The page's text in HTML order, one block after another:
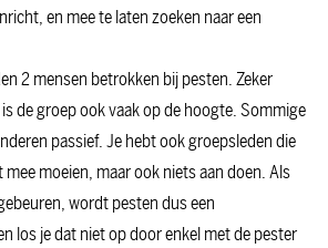
en mee te laten zoeken naar een
2 mensen betrokken bij pesten. Zeker
de groep ook vaak op de hoogte. Sommige
passief. Je hebt ook groepsleden die
moeien, maar ook niets aan doen. Als
wordt pesten dus een
los je dat niet op door enkel met de pester